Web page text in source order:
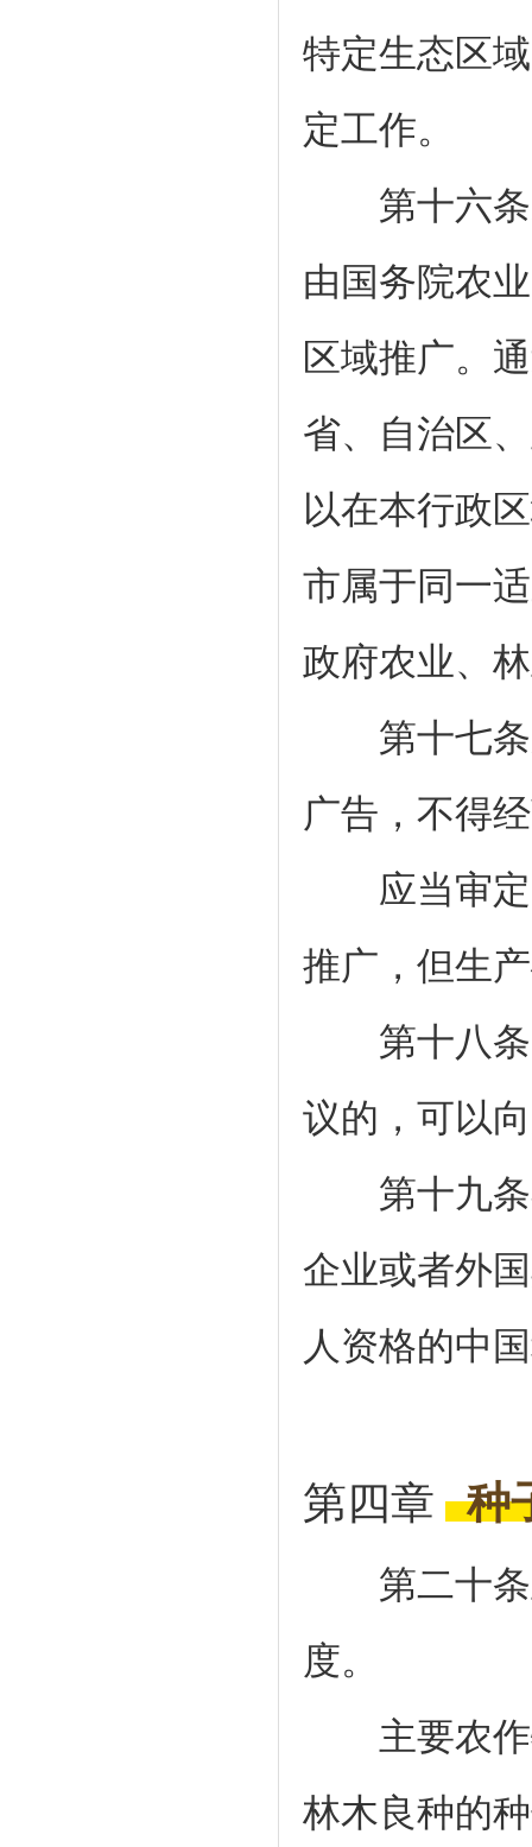
特定生态区
定工作。
第十六条
由国务院农
区域推广。
省、自治区
以在本行政
市属于同一
政府农业、
第十七条
广告，不得
应当审定
推广，但生
第十八条
议的，可以
第十九条
企业或者外
人资格的中
第四章 种
第二十条
度。
主要农作
林木良种的